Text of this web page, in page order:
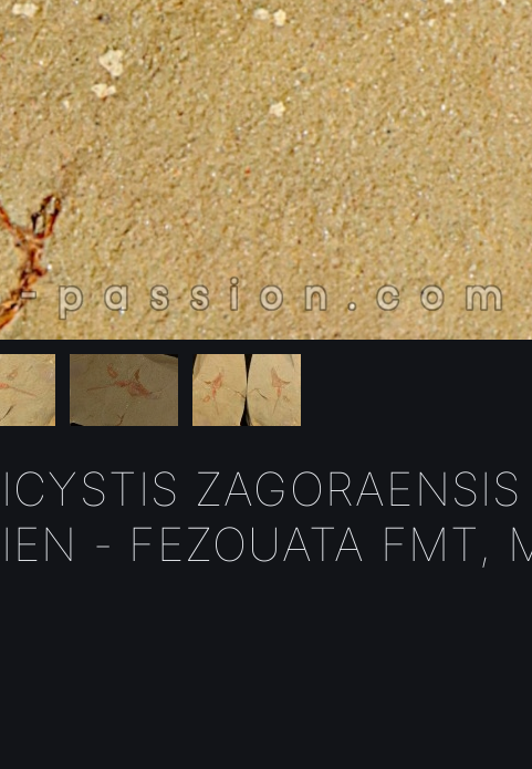
ZAGORAENSIS
- FEZOUATA FMT,